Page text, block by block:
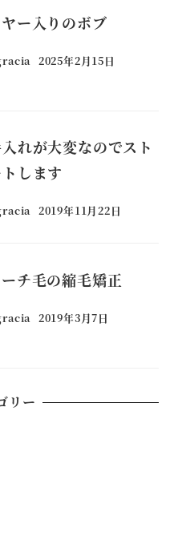
ー入りのボブ
2025年2月15日
れが大変なのでスト
します
2019年11月22日
チ毛の縮毛矯正
2019年3月7日
リー